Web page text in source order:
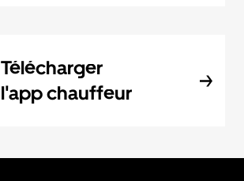
Télécharger
l'app chauffeur